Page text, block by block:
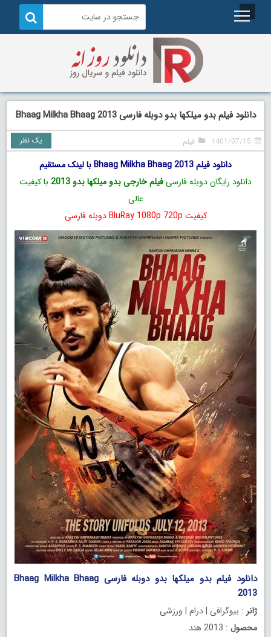
دانلود فیلم بدو میلکها بدو دوبله فارسی Bhaag Milkha Bhaag 2013
1401/07/15 فیلم یک نظر
دانلود فیلم Bhaag Milkha Bhaag 2013 با لینک مستقیم
دانلود رایگان دوبله فارسیفیلم خارجی بدو میلکها بدو 2013
با کیفیت
عالی
کیفیت BluRay 1080p 720p دوبله فارسی
دانلود فیلم بدو میلکها بدو دوبله فارسی Bhaag Milkha Bhaag
2013
ژانر : بیوگرافی | درام | ورزشی
محصول : 2013 هند